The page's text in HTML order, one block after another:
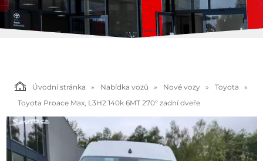
Úvodní stránka Nabídka vozů Nové vozy
Toyota
Toyota Proace Max, L3H2 140k 6MT 270° zadní dveře